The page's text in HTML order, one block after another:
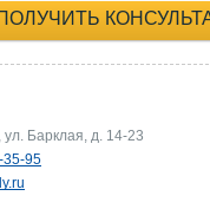
ПОЛУЧИТЬ +7
ул. Барклая, д. 14-23
35-95